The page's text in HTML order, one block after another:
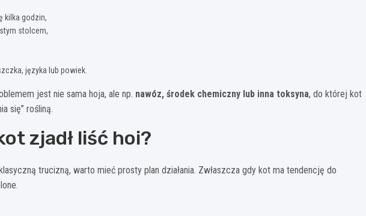
kilka godzin,
stolcem,
języka lub powiek.
jest nie sama hoja, ale np. nawóz, środek chemiczny lub inna toksyna, do której kot
się” rośliną.
zjadł liść hoi?
trucizną, warto mieć prosty plan działania. Zwłaszcza gdy kot ma tendencję do